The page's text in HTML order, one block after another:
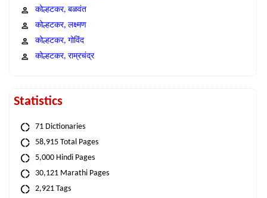
कोल्हटकर, बळवंत
कोल्हटकर, लक्ष्मण
कोल्हटकर, गोविंद
कोल्हटकर, राम्रचंद्र
Statistics
71 Dictionaries
58,915 Total Pages
5,000 Hindi Pages
30,121 Marathi Pages
2,921 Tags